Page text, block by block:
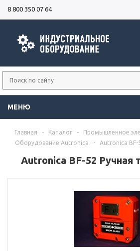
8 800 350 07 64
МЕНЮ
Главная - Каталог - Промышленное
Оборудование Autronica
- Autronica BF-
Autronica BF-52 Ручная